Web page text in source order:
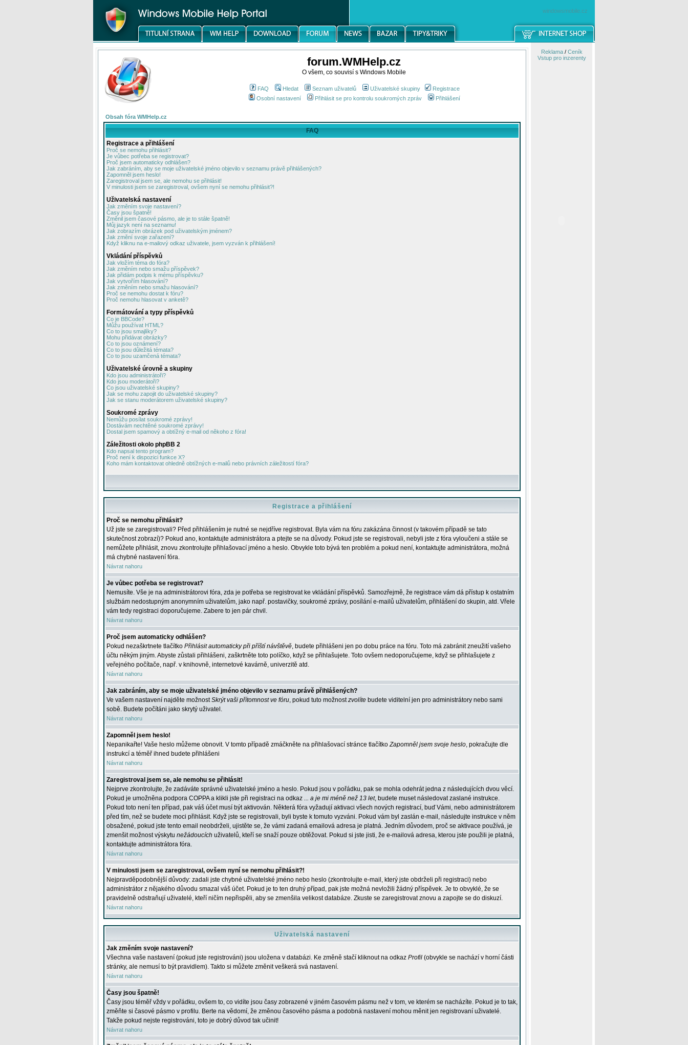
windowsmobile.cz
forum.WMHelp.cz
O všem, co souvisí s Windows Mobile
FAQ Hledat Seznam uživatelů Uživatelské skupiny
Registrace
Osobní nastavení
Přihlásit se pro kontrolu soukromých zpráv Přihlášení
Obsah fóra WMHelp.cz
FAQ
Registrace a přihlášení
Proč se nemohu přihlásit?
Je vůbec potřeba se registrovat?
Proč jsem automaticky odhlášen?
Jak zabráním, aby se moje uživatelské jméno objevilo v seznamu právě přihlášených?
Zapomněl jsem heslo!
Zaregistroval jsem se, ale nemohu se přihlásit!
V minulosti jsem se zaregistroval, ovšem nyní se nemohu přihlásit?!
Uživatelská nastavení
Jak změním svoje nastavení?
Časy jsou špatně!
Změnil jsem časové pásmo, ale je to stále špatně!
Můj jazyk není na seznamu!
Jak zobrazím obrázek pod uživatelským jménem?
Jak změní svoje zařazení?
Když kliknu na e-mailový odkaz uživatele, jsem vyzván k přihlášení!
Vkládání příspěvků
Jak vložím téma do fóra?
Jak změním nebo smažu příspěvek?
Jak přidám podpis k mému příspěvku?
Jak vytvořím hlasování?
Jak změním nebo smažu hlasování?
Proč se nemohu dostat k fóru?
Proč nemohu hlasovat v anketě?
Formátování a typy příspěvků
Co je BBCode?
Můžu používat HTML?
Co to jsou smajlíky?
Mohu přidávat obrázky?
Co to jsou oznámení?
Co to jsou důležitá témata?
Co to jsou uzamčená témata?
Uživatelské úrovně a skupiny
Kdo jsou administrátoři?
Kdo jsou moderátoři?
Co jsou uživatelské skupiny?
Jak se mohu zapojit do uživatelské skupiny?
Jak se stanu moderátorem uživatelské skupiny?
Soukromé zprávy
Nemůžu posílat soukromé zprávy!
Dostávám nechtěné soukromé zprávy!
Dostal jsem spamový a obtížný e-mail od někoho z fóra!
Záležitosti okolo phpBB 2
Kdo napsal tento program?
Proč není k dispozici funkce X?
Koho mám kontaktovat ohledně obtížných e-mailů nebo právních záležitostí fóra?
Registrace a přihlášení
Proč se nemohu přihlásit?
Už jste se zaregistrovali? Před přihlášením je nutné se nejdříve registrovat. Byla vám na fóru zakázána činnost (v takovém případě se tato
skutečnost zobrazí)? Pokud ano, kontaktujte administrátora a ptejte se na důvody. Pokud jste se registrovali, nebyli jste z fóra vyloučeni a stále se
nemůžete přihlásit, znovu zkontrolujte přihlašovací jméno a heslo. Obvykle toto bývá ten problém a pokud není, kontaktujte administrátora, možná
má chybné nastavení fóra.
Návrat nahoru
Je vůbec potřeba se registrovat?
Nemusíte. Vše je na administrátorovi fóra, zda je potřeba se registrovat ke vkládání příspěvků. Samozřejmě, že registrace vám dá přístup k ostatním
službám nedostupným anonymním uživatelům, jako např. postavičky, soukromé zprávy, posílání e-mailů uživatelům, přihlášení do skupin, atd. Vřele
vám tedy registraci doporučujeme. Zabere to jen pár chvil.
Návrat nahoru
Proč jsem automaticky odhlášen?
Pokud nezaškrtnete tlačítko Přihlásit automaticky při příští návštěvě, budete přihlášeni jen po dobu práce na fóru. Toto má zabránit zneužití vašeho
účtu někým jiným. Abyste zůstali přihlášeni, zaškrtněte toto políčko, když se přihlašujete. Toto ovšem nedoporučujeme, když se přihlašujete z
veřejného počítače, např. v knihovně, internetové kavárně, univerzitě atd.
Návrat nahoru
Jak zabráním, aby se moje uživatelské jméno objevilo v seznamu právě přihlášených?
Ve vašem nastavení najděte možnostSkrýt vaši přítomnost ve fóru, pokud tuto možnostzvolíte budete viditelní jen pro administrátory nebo sami
sobě. Budete počítáni jako skrytý uživatel.
Návrat nahoru
Zapomněl jsem heslo!
Nepanikařte! Vaše heslo můžeme obnovit. V tomto případě zmáčkněte na přihlašovací stránce tlačítkoZapomněl jsem svoje heslo, pokračujte dle
instrukcí a téměř ihned budete přihlášeni
Návrat nahoru
Zaregistroval jsem se, ale nemohu se přihlásit!
Nejprve zkontrolujte, že zadáváte správné uživatelské jméno a heslo. Pokud jsou v pořádku, pak se mohla odehrát jedna z následujících dvou věcí.
Pokud je umožněna podpora COPPA a klikli jste při registraci na odkaz ... a je mi méně než 13 let, budete muset následovat zaslané instrukce.
Pokud toto není ten případ, pak váš účet musí být aktivován. Některá fóra vyžadují aktivaci všech nových registrací, buď Vámi, nebo administrátorem
před tím, než se budete moci přihlásit. Když jste se registrovali, byli byste k tomuto vyzváni. Pokud vám byl zaslán e-mail, následujte instrukce v něm
obsažené, pokud jste tento email neobdrželi, ujistěte se, že vámi zadaná emailová adresa je platná. Jedním důvodem, proč se aktivace používá, je
zmenšit možnost výskytu nežádoucích uživatelů, kteří se snaží pouze obtěžovat. Pokud si jste jisti, že e-mailová adresa, kterou jste použili je platná,
kontaktujte administrátora fóra.
Návrat nahoru
V minulosti jsem se zaregistroval, ovšem nyní se nemohu přihlásit?!
Nejpravděpodobnější důvody: zadali jste chybné uživatelské jméno nebo heslo (zkontrolujte e-mail, který jste obdrželi při registraci) nebo
administrátor z nějakého důvodu smazal váš účet. Pokud je to ten druhý případ, pak jste možná nevložili žádný příspěvek. Je to obvyklé, že se
pravidelně odstraňují uživatelé, kteří ničím nepřispěli, aby se zmenšila velikost databáze. Zkuste se zaregistrovat znovu a zapojte se do diskuzí.
Návrat nahoru
Uživatelská nastavení
Jak změním svoje nastavení?
Všechna vaše nastavení (pokud jste registrováni) jsou uložena v databázi. Ke změně stačí kliknout na odkaz Profil (obvykle se nachází v horní části
stránky, ale nemusí to být pravidlem). Takto si můžete změnit veškerá svá nastavení.
Návrat nahoru
Časy jsou špatně!
Časy jsou téměř vždy v pořádku, ovšem to, co vidíte jsou časy zobrazené v jiném časovém pásmu než v tom, ve kterém se nacházíte. Pokud je to tak,
změňte si časové pásmo v profilu. Berte na vědomí, že změnou časového pásma a podobná nastavení mohou měnit jen registrovaní uživatelé.
Takže pokud nejste registrováni, toto je dobrý důvod tak učinit!
Návrat nahoru
Reklama/ Ceník
Vstup pro inzerenty